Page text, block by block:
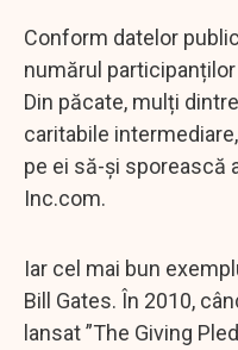
Conform datelor
numărul
Din păcate, mulți
caritabile
pe ei să-și sporească
Inc.com.
Iar cel mai bun
Bill Gates. În 2010,
lansat ”The Giving